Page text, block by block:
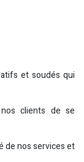
et soudés qui
clients de se
de nos services et